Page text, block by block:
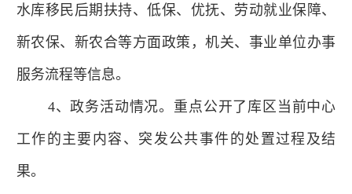
水库移民后期扶持、低保、优抚、劳动就业保障、
新农保、新农合等方面政策，机关、事业单位办事
服务流程等信息。
4、政务活动情况。重点公开了库区当前中心
工作的主要内容、突发公共事件的处置过程及结
果。